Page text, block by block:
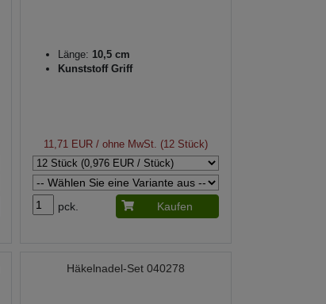
Länge: 10,5 cm
Kunststoff Griff
11,71 EUR/ ohne MwSt. (12 Stück)
pck. Kaufen
Häkelnadel-Set 040278